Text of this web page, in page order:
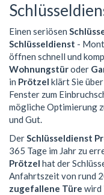
Einen seriösen
Schlüsseldienst -
öffnen schnell und
Wohnungstüroder
in Prötzel klärt Sie
Fenster zum
mögliche Optimierung
und Gut.
DerSchlüsseldienst
365 Tage im Jahr zu
Prötzel hat der
Anfahrtszeit von rund
zugefallene Türe wird